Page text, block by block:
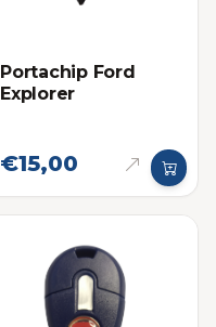
Portachip Ford
Explorer
€15,00